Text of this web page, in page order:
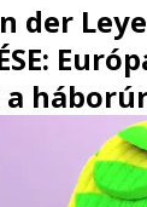
der